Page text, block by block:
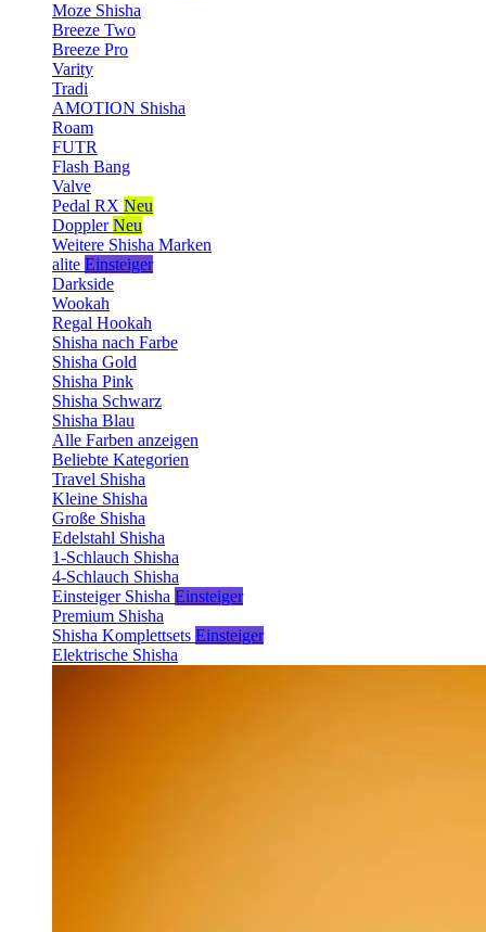
Moze Shisha
Breeze Two
Breeze Pro
Varity
Tradi
AMOTION Shisha
Roam
FUTR
Flash Bang
Valve
Pedal RX Neu
Doppler Neu
Weitere Shisha Marken
alite Einsteiger
Darkside
Wookah
Regal Hookah
Shisha nach Farbe
Shisha Gold
Shisha Pink
Shisha Schwarz
Shisha Blau
Alle Farben anzeigen
Beliebte Kategorien
Travel Shisha
Kleine Shisha
Große Shisha
Edelstahl Shisha
1-Schlauch Shisha
4-Schlauch Shisha
Einsteiger Shisha Einsteiger
Premium Shisha
Shisha Komplettsets Einsteiger
Elektrische Shisha